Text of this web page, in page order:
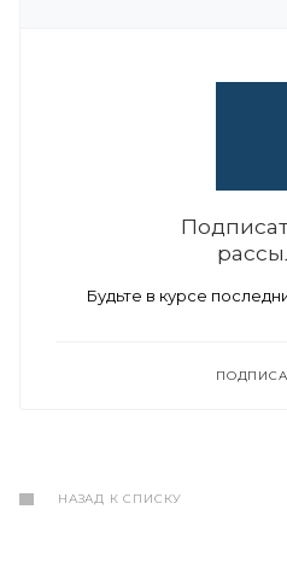
Будьте в курсе
НАЗАД К СПИСКУ